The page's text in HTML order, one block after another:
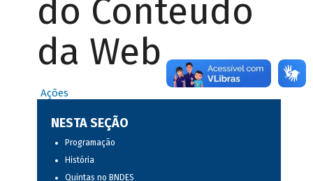
do Conteúdo
da Web
Ações
NESTA SEÇÃO
Programação
História
Quintas no BNDES